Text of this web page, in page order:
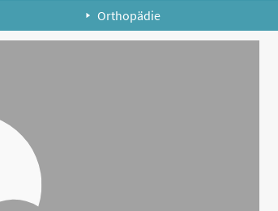
Orthopädie